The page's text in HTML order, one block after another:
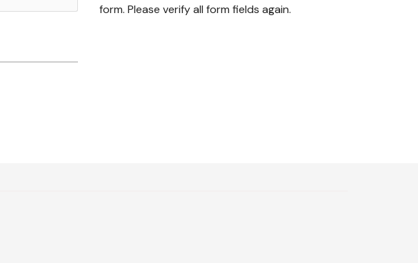
form. Please verify all form fields again.